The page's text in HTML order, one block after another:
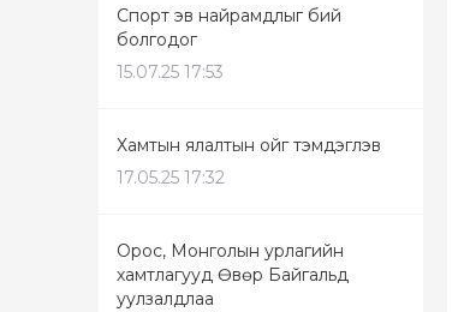
Спорт эв найрамдлыг бий
болгодог
15.07.25 17:53
Хамтын ялалтын ойг тэмдэглэв
17.05.25 17:32
Орос, Монголын урлагийн
хамтлагууд Өвөр Байгальд
уулзалдлаа